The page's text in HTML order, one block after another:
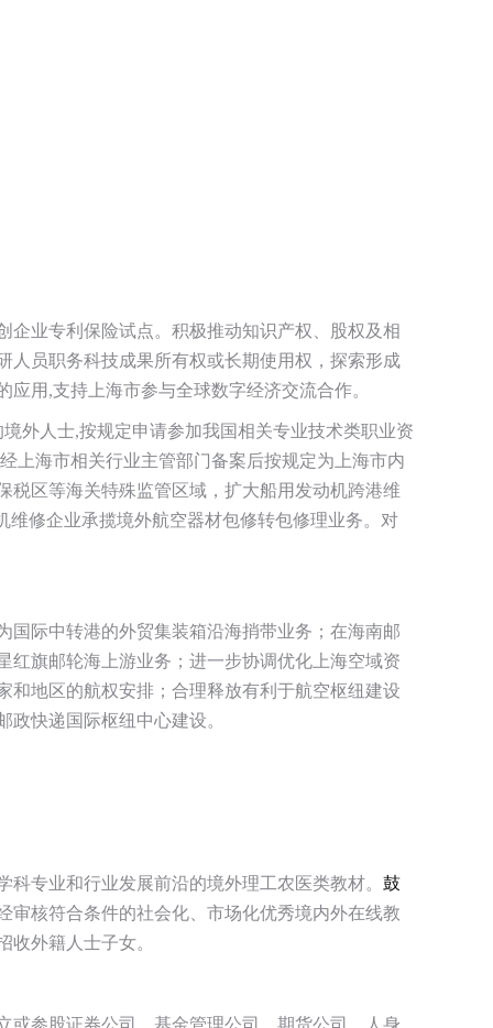
业专利保险试点。积极推动知识产权、股权及相
人员职务科技成果所有权或长期使用权，探索形成
用,支持上海市参与全球数字经济交流合作。
外人士,按规定申请参加我国相关专业技术类职业资
上海市相关行业主管部门备案后按规定为上海市内
税区等海关特殊监管区域，扩大船用发动机跨港维
修企业承揽境外航空器材包修转包修理业务。对
国际中转港的外贸集装箱沿海捎带业务；在海南邮
红旗邮轮海上游业务；进一步协调优化上海空域资
和地区的航权安排；合理释放有利于航空枢纽建设
快递国际枢纽中心建设。
专业和行业发展前沿的境外理工农医类教材。 鼓
审核符合条件的社会化、市场化优秀境内外在线教
外籍人士子女。